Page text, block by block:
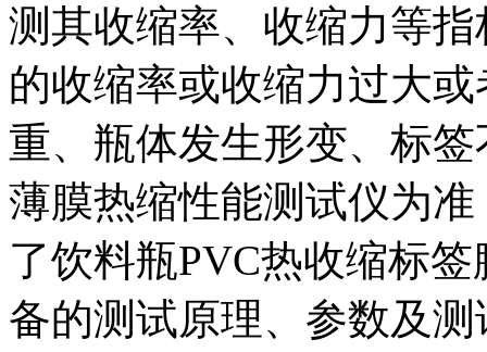
测其收缩率、收缩力等
的收缩率或收缩力过大
重、瓶体发生形变、标
薄膜热缩性能测试仪为
了饮料瓶PVC热收缩标
备的测试原理、参数及